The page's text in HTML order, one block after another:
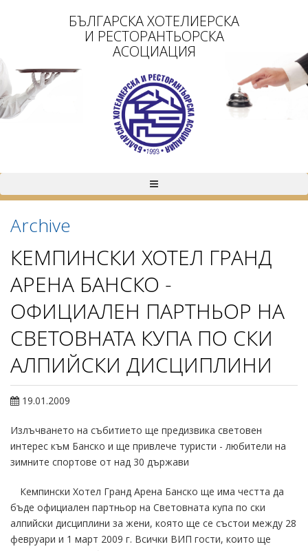
БЪЛГАРСКА ХОТЕЛИЕРСКА
И РЕСТОРАНТЬОРСКА
АСОЦИАЦИЯ
Archive
КЕМПИНСКИ ХОТЕЛ ГРАНД
АРЕНА БАНСКО -
ОФИЦИАЛЕН ПАРТНЬОР НА
СВЕТОВНАТА КУПА ПО СКИ
АЛПИЙСКИ ДИСЦИПЛИНИ
19.01.2009
Излъчването на събитието ще предизвика световен
интерес към Банско и ще привлече туристи - любители на
зимните спортове от над 30 държави
Кемпински Хотел Гранд Арена Банско ще има честта да
бъде официален партньор на Световната купа по ски
алпийски дисциплини за жени, която ще се състои между 28
февруари и 1 март 2009 г. Всички ВИП гости, които ще